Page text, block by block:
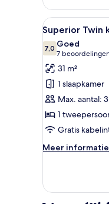
Superior
Double
Room
Alle
foto's
voor
Superior
Twin
kamer
laden
5
Superior Twin
7,07,0 van 10
Goed
7
(7
31 m²
1 slaapkamer
Max. aantal: 3
1
Gratis
Meer informatie
Meer
Twin